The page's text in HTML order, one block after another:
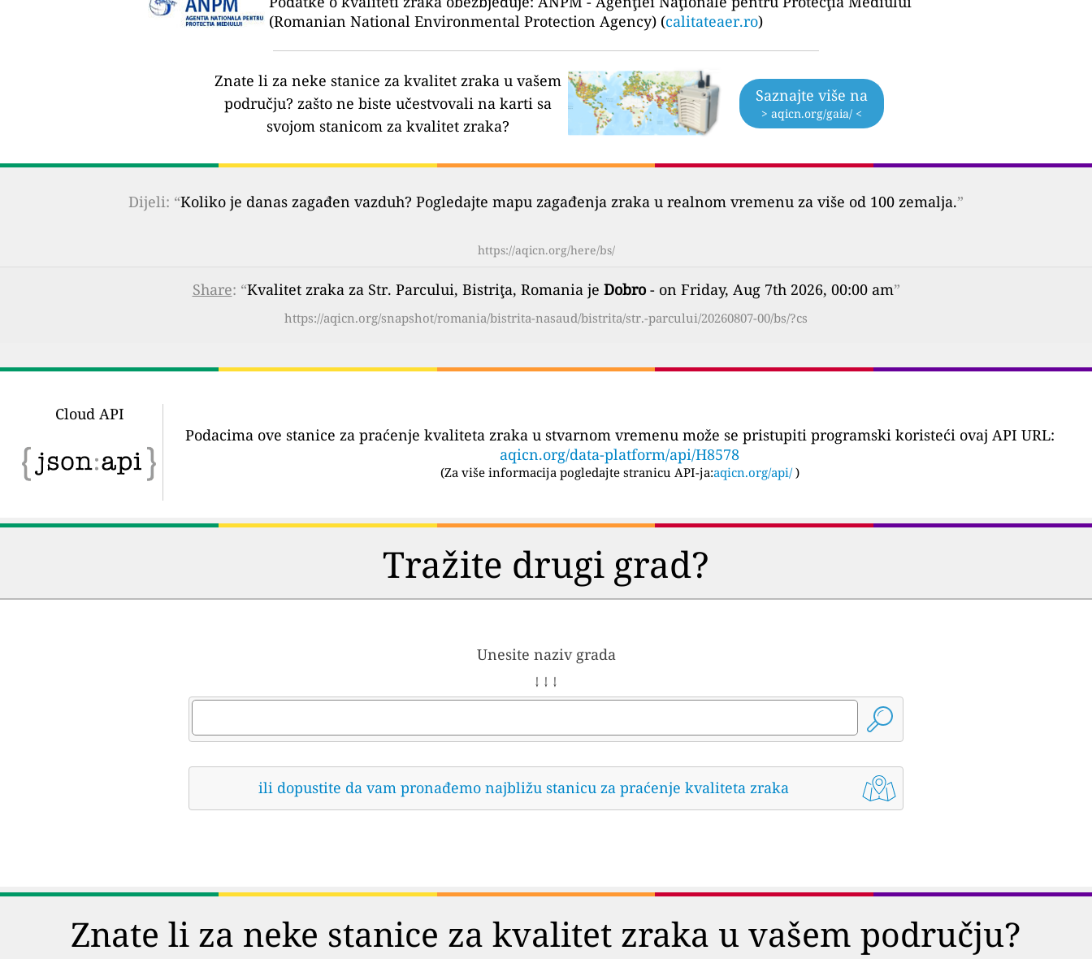
(Romanian National Environmental Protection Agency) (calitateaer.ro)
Znate li za neke stanice za kvalitet zraka u vašem
području? zašto ne biste učestvovali na karti sa
svojom stanicom za kvalitet zraka?
Saznajte više na
> aqicn.org/gaia/ <
Dijeli: “Koliko je danas zagađen vazduh? Pogledajte mapu zagađenja zraka u realnom vremenu za više od 100 zemalja.”
https://aqicn.org/here/bs/
Share: “Kvalitet zraka za Str. Parcului, Bistriţa, Romania je Dobro- on Friday, Aug 7th 2026, 00:00 am”
https://aqicn.org/snapshot/romania/bistrita-nasaud/bistrita/str.-parcului/20260807-00/bs/?cs
Cloud API
Podacima ove stanice za praćenje kvaliteta zraka u stvarnom vremenu može se pristupiti programski koristeći ovaj API URL:
aqicn.org/data-platform/api/H8578
(Za više informacija pogledajte stranicu API-ja:aqicn.org/api/ )
Tražite drugi grad?
Unesite naziv grada
↓ ↓ ↓
ili dopustite da vam pronađemo najbližu stanicu za praćenje kvaliteta zraka
Znate li za neke stanice za kvalitet zraka u vašem području?